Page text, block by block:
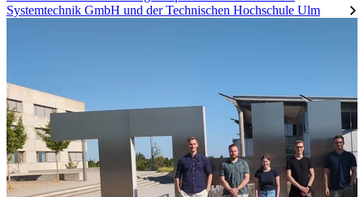
Systemtechnik GmbH und der Technischen Hochschule Ulm